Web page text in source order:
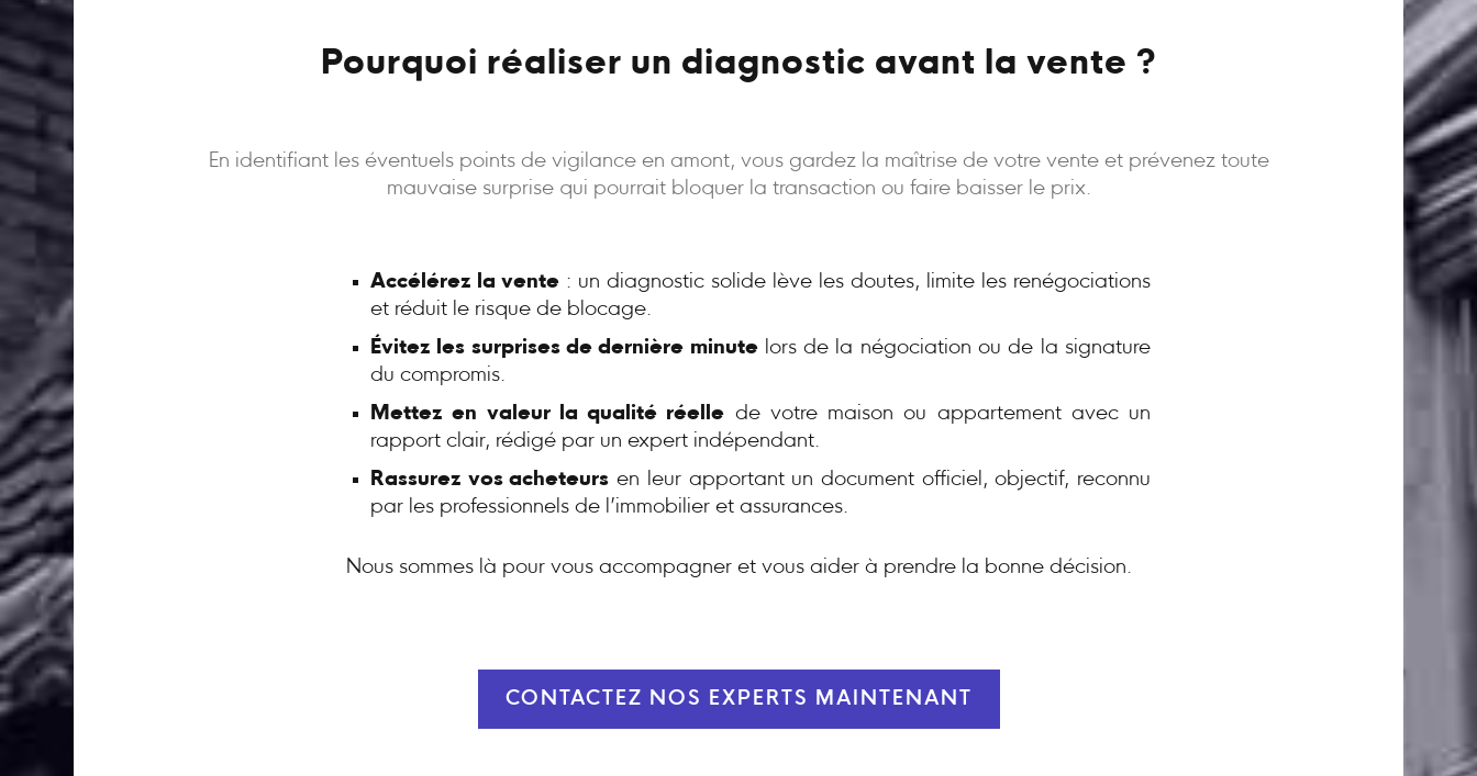
Pourquoi réaliser un diagnostic avant la vente ?
En identifiant les éventuels points de vigilance en amont, vous gardez la maîtrise de votre vente et prévenez toute
mauvaise surprise qui pourrait bloquer la transaction ou faire baisser le prix.
Accélérez la vente : un diagnostic solide lève les doutes, limite les renégociations
et réduit le risque de blocage.
Évitez les surprises de dernière minutelors de la négociation ou de la signature
du compromis.
Mettez en valeur la qualité réelle de votre maison ou appartement avec un
rapport clair, rédigé par un expert indépendant.
Rassurez vos acheteurs en leur apportant un document officiel, objectif, reconnu
par les professionnels de l’immobilier et assurances.
Nous sommes là pour vous accompagner et vous aider à prendre la bonne décision.
CONTACTEZ NOS EXPERTS MAINTENANT